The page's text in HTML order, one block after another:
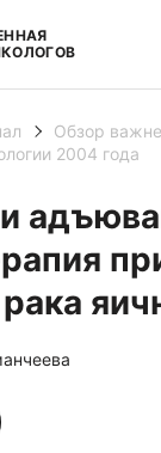
Обзор
2004 года